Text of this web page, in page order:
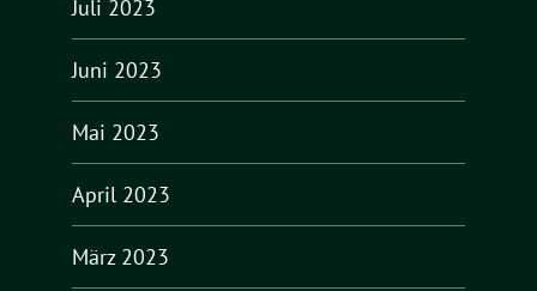
Juli 2023
Juni 2023
Mai 2023
April 2023
März 2023